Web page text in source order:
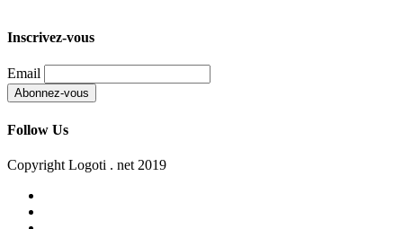
Inscrivez-vous
Email
Follow Us
Copyright Logoti . net 2019